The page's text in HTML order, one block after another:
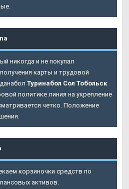
никогда и не покупал
карты и трудовой
Туринабол Сол Тобольск
политике линия на укрепление
четко. Положение
корзиночки средств по
активов.